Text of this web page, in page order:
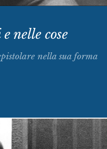
nelle cose
nella sua forma